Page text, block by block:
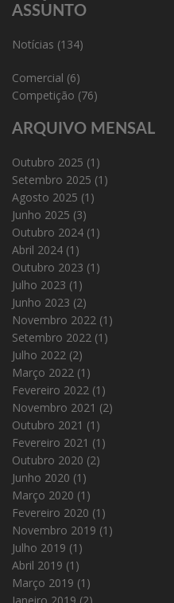
ASSUNTO
Notícias (134)
Comercial (6)
Competição (76)
ARQUIVO MENSAL
Outubro 2025 (1)
Setembro 2025 (1)
Agosto 2025 (1)
Junho 2025 (3)
Outubro 2024 (1)
Abril 2024 (1)
Outubro 2023 (1)
Julho 2023 (1)
Junho 2023 (2)
Novembro 2022 (1)
Setembro 2022 (1)
Julho 2022 (2)
Março 2022 (1)
Fevereiro 2022 (1)
Novembro 2021 (2)
Outubro 2021 (1)
Fevereiro 2021 (1)
Outubro 2020 (2)
Junho 2020 (1)
Março 2020 (1)
Fevereiro 2020 (1)
Novembro 2019 (1)
Julho 2019 (1)
Abril 2019 (1)
Março 2019 (1)